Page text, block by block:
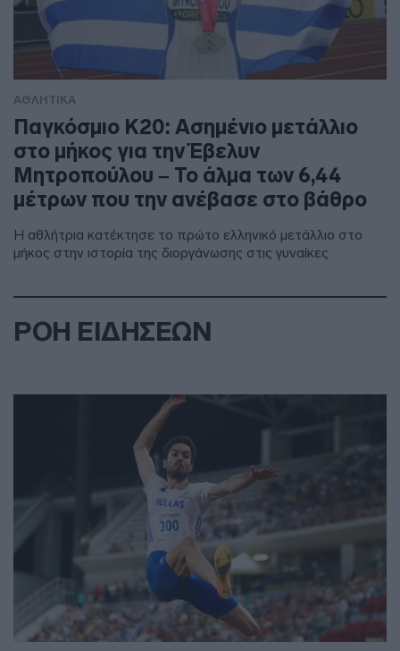
ΑΘΛΗΤΙΚΑ
Παγκόσμιο Κ20: Ασημένιο μετάλλιο
στο μήκος για την Έβελυν
Μητροπούλου – Το άλμα των 6,44
μέτρων που την ανέβασε στο βάθρο
Η αθλήτρια κατέκτησε το πρώτο ελληνικό μετάλλιο στο
μήκος στην ιστορία της διοργάνωσης στις γυναίκες
ΡΟΗ ΕΙΔΗΣΕΩΝ